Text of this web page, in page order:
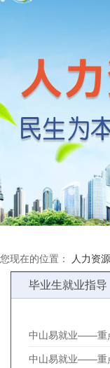
您现在的位置： 人力资
毕业生就业指导
中山易就业——重
中山易就业——重